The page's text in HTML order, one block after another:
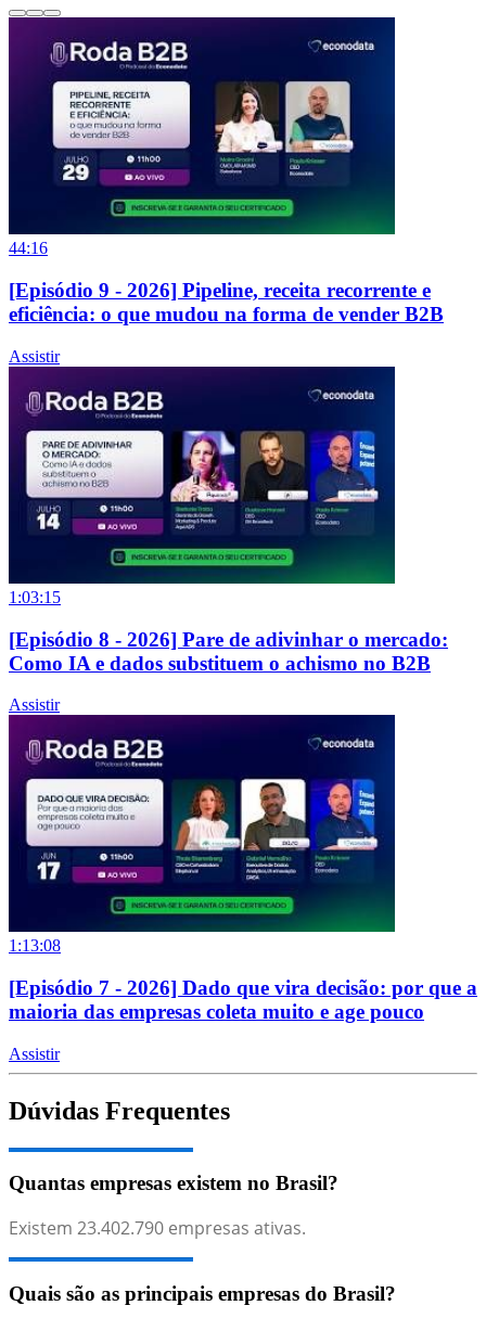
44:16
[Episódio 9 - 2026] Pipeline, receita recorrente e
eficiência: o que mudou na forma de vender B2B
Assistir
1:03:15
[Episódio 8 - 2026] Pare de adivinhar o mercado:
Como IA e dados substituem o achismo no B2B
Assistir
1:13:08
[Episódio 7 - 2026] Dado que vira decisão: por que a
maioria das empresas coleta muito e age pouco
Assistir
Dúvidas Frequentes
Quantas empresas existem no Brasil?
Existem 23.402.790 empresas ativas.
Quais são as principais empresas do Brasil?